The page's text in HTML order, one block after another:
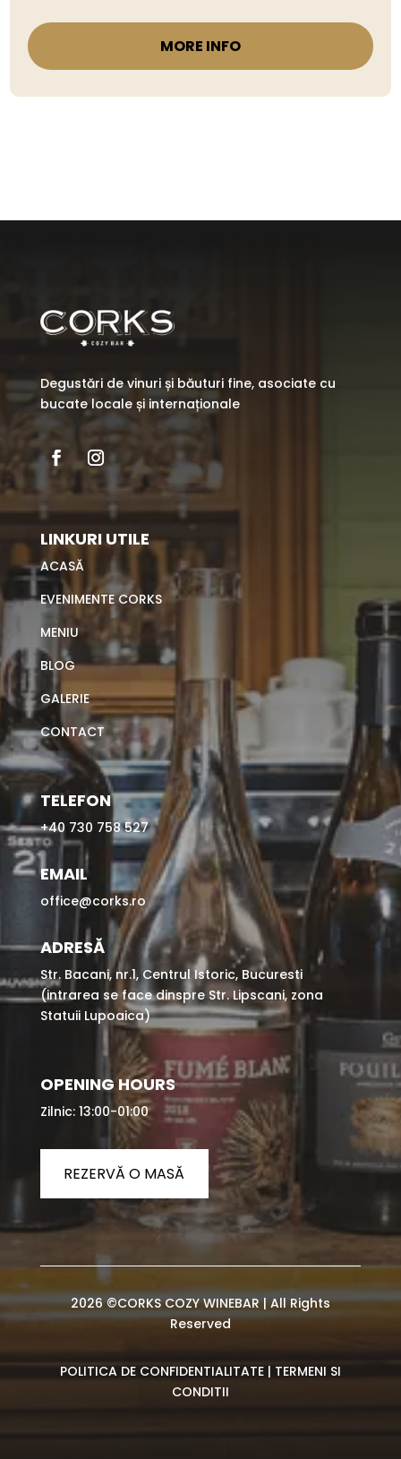
MORE INFO
Degustări de vinuri și băuturi fine, asociate cu
bucate locale și internaționale
LINKURI UTILE
ACASĂ
EVENIMENTE CORKS
MENIU
BLOG
GALERIE
CONTACT
TELEFON
+40 730 758 527
EMAIL
office@corks.ro
ADRESĂ
Str. Bacani, nr.1, Centrul Istoric, Bucuresti
(intrarea se face dinspre Str. Lipscani, zona
Statuii Lupoaica)
OPENING HOURS
Zilnic: 13:00-01:00
REZERVĂ O MASĂ
2026 ©CORKS COZY WINEBAR | All Rights
Reserved
POLITICA DE CONFIDENTIALITATE| TERMENI SI
CONDITII